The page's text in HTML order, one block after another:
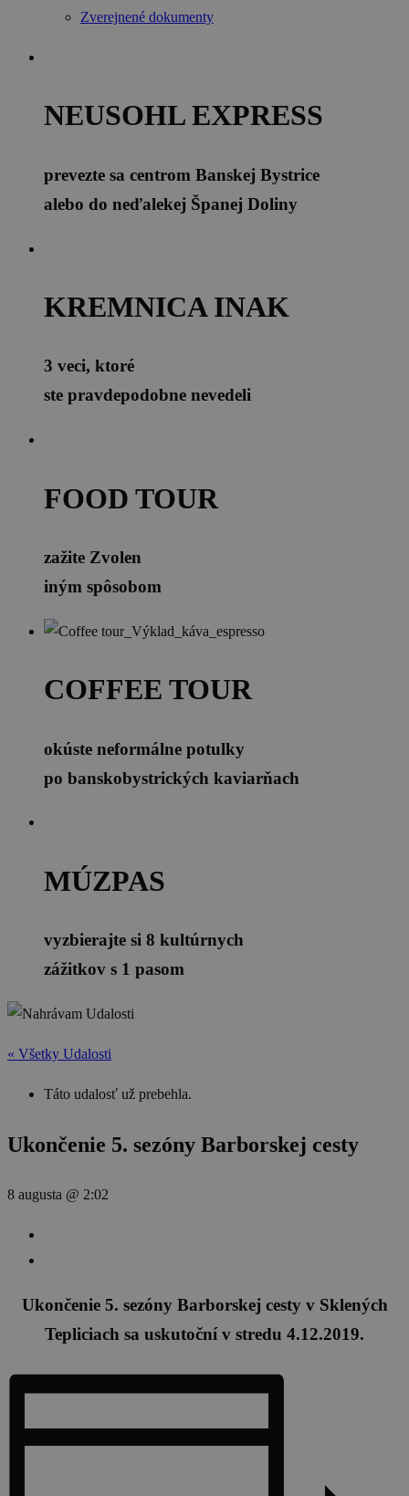
Zverejnené dokumenty
NEUSOHL EXPRESS
prevezte sa centrom Banskej Bystrice
alebo do neďalekej Španej Doliny
KREMNICA INAK
3 veci, ktoré
ste pravdepodobne nevedeli
FOOD TOUR
zažite Zvolen
iným spôsobom
COFFEE TOUR
okúste neformálne potulky
po banskobystrických kaviarňach
MÚZPAS
vyzbierajte si 8 kultúrnych
zážitkov s 1 pasom
« Všetky Udalosti
Táto udalosť už prebehla.
Ukončenie 5. sezóny Barborskej cesty
8 augusta @ 2:02
Ukončenie 5. sezóny Barborskej cesty v Sklených
Tepliciach sa uskutoční v stredu 4.12.2019.